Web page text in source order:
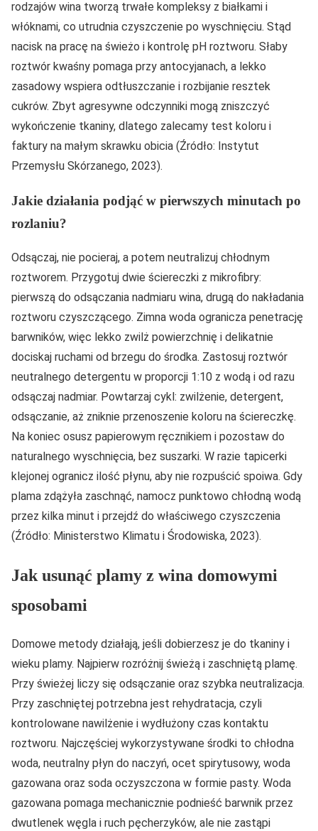
rodzajów wina tworzą trwałe kompleksy z białkami i
włóknami, co utrudnia czyszczenie po wyschnięciu. Stąd
nacisk na pracę na świeżo i kontrolę pH roztworu. Słaby
roztwór kwaśny pomaga przy antocyjanach, a lekko
zasadowy wspiera odtłuszczanie i rozbijanie resztek
cukrów. Zbyt agresywne odczynniki mogą zniszczyć
wykończenie tkaniny, dlatego zalecamy test koloru i
faktury na małym skrawku obicia (Źródło: Instytut
Przemysłu Skórzanego, 2023).
Jakie działania podjąć w pierwszych minutach po
rozlaniu?
Odsączaj, nie pocieraj, a potem neutralizuj chłodnym
roztworem. Przygotuj dwie ściereczki z mikrofibry:
pierwszą do odsączania nadmiaru wina, drugą do nakładania
roztworu czyszczącego. Zimna woda ogranicza penetrację
barwników, więc lekko zwilż powierzchnię i delikatnie
dociskaj ruchami od brzegu do środka. Zastosuj roztwór
neutralnego detergentu w proporcji 1:10 z wodą i od razu
odsączaj nadmiar. Powtarzaj cykl: zwilżenie, detergent,
odsączanie, aż zniknie przenoszenie koloru na ściereczkę.
Na koniec osusz papierowym ręcznikiem i pozostaw do
naturalnego wyschnięcia, bez suszarki. W razie tapicerki
klejonej ogranicz ilość płynu, aby nie rozpuścić spoiwa. Gdy
plama zdążyła zaschnąć, namocz punktowo chłodną wodą
przez kilka minut i przejdź do właściwego czyszczenia
(Źródło: Ministerstwo Klimatu i Środowiska, 2023).
Jak usunąć plamy z wina domowymi
sposobami
Domowe metody działają, jeśli dobierzesz je do tkaniny i
wieku plamy. Najpierw rozróżnij świeżą i zaschniętą plamę.
Przy świeżej liczy się odsączanie oraz szybka neutralizacja.
Przy zaschniętej potrzebna jest rehydratacja, czyli
kontrolowane nawilżenie i wydłużony czas kontaktu
roztworu. Najczęściej wykorzystywane środki to chłodna
woda, neutralny płyn do naczyń, ocet spirytusowy, woda
gazowana oraz soda oczyszczona w formie pasty. Woda
gazowana pomaga mechanicznie podnieść barwnik przez
dwutlenek węgla i ruch pęcherzyków, ale nie zastąpi